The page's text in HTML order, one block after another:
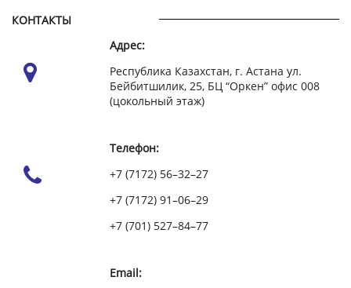
КОНТАКТЫ
Адрес:
Республика Казахстан, г. Астана ул.
Бейбитшилик, 25, БЦ “Оркен” офис 008
(цокольный этаж)
Телефон:
+7 (7172) 56–32–27
+7 (7172) 91–06–29
+7 (701) 527–84–77
Email: